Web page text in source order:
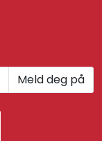
Meld deg på